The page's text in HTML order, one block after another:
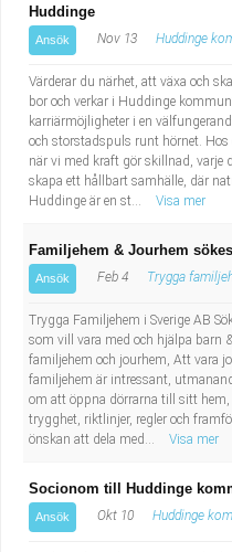
Huddinge
Ansök Nov 13 Huddinge
Värderar du närhet, att växa och
bor och verkar i Huddinge
karriärmöjligheter i en
och storstadspuls runt hörnet.
när vi med kraft gör skillnad, varje
skapa ett hållbart samhälle, där
Huddinge är en st...
Visa mer
Familjehem & Jourhem sökes
Ansök Feb 4 Trygga
Trygga Familjehem i Sverige AB
som vill vara med och hjälpa barn
familjehem och jourhem, Att vara
familjehem är intressant,
om att öppna dörrarna till sitt
trygghet, riktlinjer, regler och
önskan att dela med...
Visa mer
Socionom till Huddinge
Ansök Okt 10 Huddinge